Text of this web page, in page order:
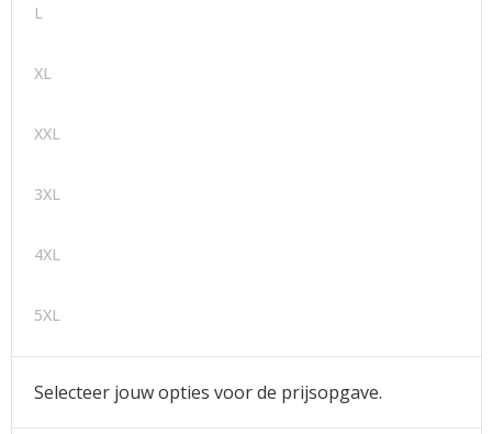
L
XL
XXL
3XL
4XL
5XL
Selecteer jouw opties voor de prijsopgave.